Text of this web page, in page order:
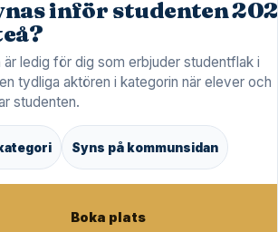
inför studenten
är ledig för dig som erbjuder studentflak i
tydliga aktören i kategorin när elever och
studenten.
Syns på kommunsidan
Boka plats